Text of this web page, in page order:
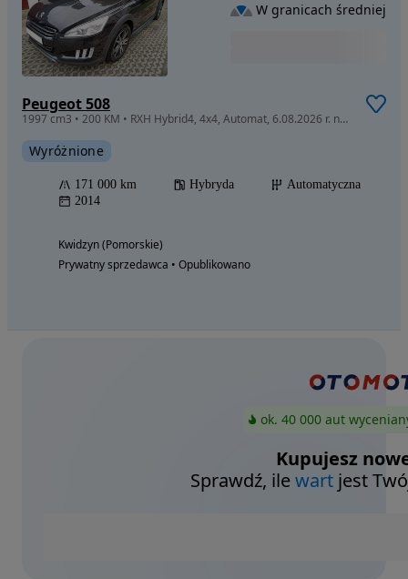
Peugeot 508
1997 cm3 • 200 KM • RXH Hybrid4, 4x4, Automat, 6.08.2026 r. nowy rozrząd, oleje, filtry
Wyróżnione
171 000 km Hybryda
Automatyczna
2014
Kwidzyn (Pomorskie)
Prywatny sprzedawca • Opublikowano
W granicach średniej
ok. 40 000 aut
Kupujesz
Sprawdź, ilewart jest